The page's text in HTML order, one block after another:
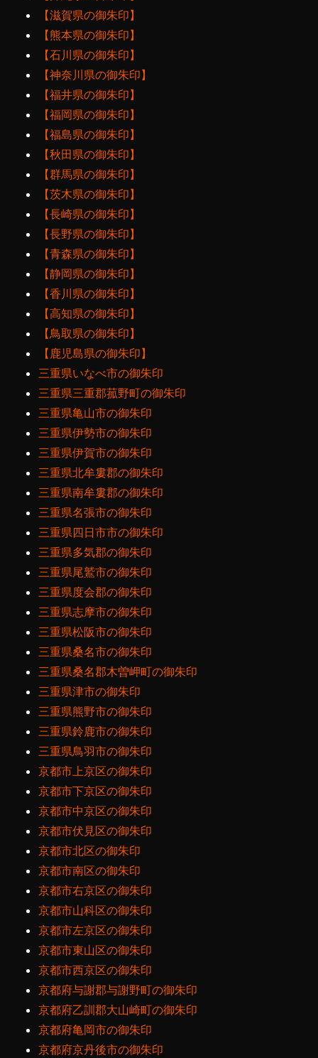
【滋賀県の御朱印】
【熊本県の御朱印】
【石川県の御朱印】
【神奈川県の御朱印】
【福井県の御朱印】
【福岡県の御朱印】
【福島県の御朱印】
【秋田県の御朱印】
【群馬県の御朱印】
【茨木県の御朱印】
【長崎県の御朱印】
【長野県の御朱印】
【青森県の御朱印】
【静岡県の御朱印】
【香川県の御朱印】
【高知県の御朱印】
【鳥取県の御朱印】
【鹿児島県の御朱印】
三重県いなべ市の御朱印
三重県三重郡菰野町の御朱印
三重県亀山市の御朱印
三重県伊勢市の御朱印
三重県伊賀市の御朱印
三重県北牟婁郡の御朱印
三重県南牟婁郡の御朱印
三重県名張市の御朱印
三重県四日市市の御朱印
三重県多気郡の御朱印
三重県尾鷲市の御朱印
三重県度会郡の御朱印
三重県志摩市の御朱印
三重県松阪市の御朱印
三重県桑名市の御朱印
三重県桑名郡木曽岬町の御朱印
三重県津市の御朱印
三重県熊野市の御朱印
三重県鈴鹿市の御朱印
三重県鳥羽市の御朱印
京都市上京区の御朱印
京都市下京区の御朱印
京都市中京区の御朱印
京都市伏見区の御朱印
京都市北区の御朱印
京都市南区の御朱印
京都市右京区の御朱印
京都市山科区の御朱印
京都市左京区の御朱印
京都市東山区の御朱印
京都市西京区の御朱印
京都府与謝郡与謝野町の御朱印
京都府乙訓郡大山崎町の御朱印
京都府亀岡市の御朱印
京都府京丹後市の御朱印